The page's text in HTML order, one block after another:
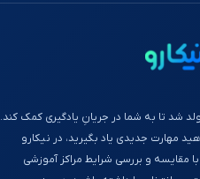
شد تا به شما در جریانِ یادگیری کمک کند.
مهارت جدیدی یاد بگیرید، در نیکارو
مقایسه و بررسی شرایط مراکز آموزشی